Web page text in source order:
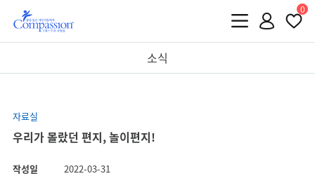
0
소식
자료실
우리가 몰랐던 편지, 놀이편지!
작성일 2022-03-31